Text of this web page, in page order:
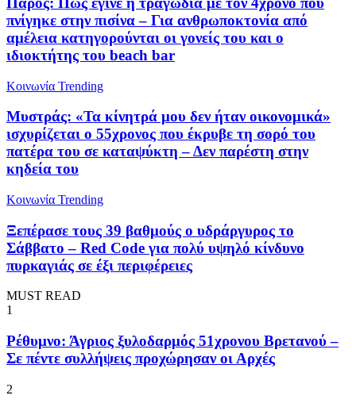
πνίγηκε στην πισίνα – Για ανθρωποκτονία από
αμέλεια κατηγορούνται οι γονείς του και ο
ιδιοκτήτης του beach bar
Κοινωνία Trending
Μυστράς: «Τα κίνητρά μου δεν ήταν οικονομικά»
ισχυρίζεται ο 55χρονος που έκρυβε τη σορό του
πατέρα του σε καταψύκτη – Δεν παρέστη στην
κηδεία του
Κοινωνία Trending
Ξεπέρασε τους 39 βαθμούς ο υδράργυρος το
Σάββατο – Red Code για πολύ υψηλό κίνδυνο
πυρκαγιάς σε έξι περιφέρειες
MUST READ
1
Ρέθυμνο: Άγριος ξυλοδαρμός 51χρονου Βρετανού –
Σε πέντε συλλήψεις προχώρησαν οι Αρχές
2